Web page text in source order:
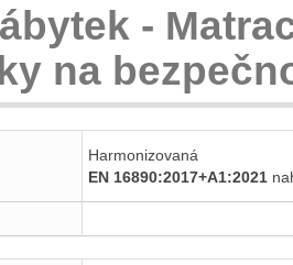
-
na
Harmonizovaná
EN 16890:2017+A1:2021